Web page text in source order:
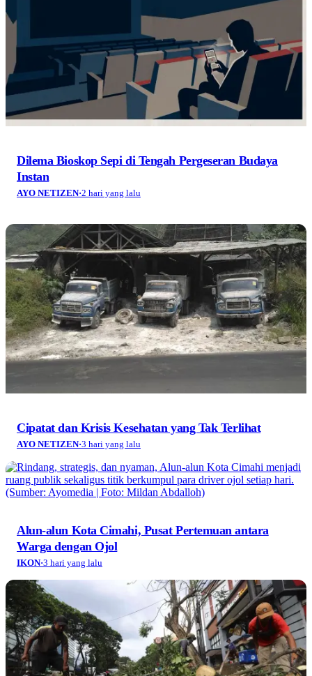
Dilema Bioskop Sepi di Tengah Pergeseran Budaya
Instan
AYO NETIZEN·2 hari yang lalu
Cipatat dan Krisis Kesehatan yang Tak Terlihat
AYO NETIZEN·3 hari yang lalu
Alun-alun Kota Cimahi, Pusat Pertemuan antara
Warga dengan Ojol
IKON·3 hari yang lalu